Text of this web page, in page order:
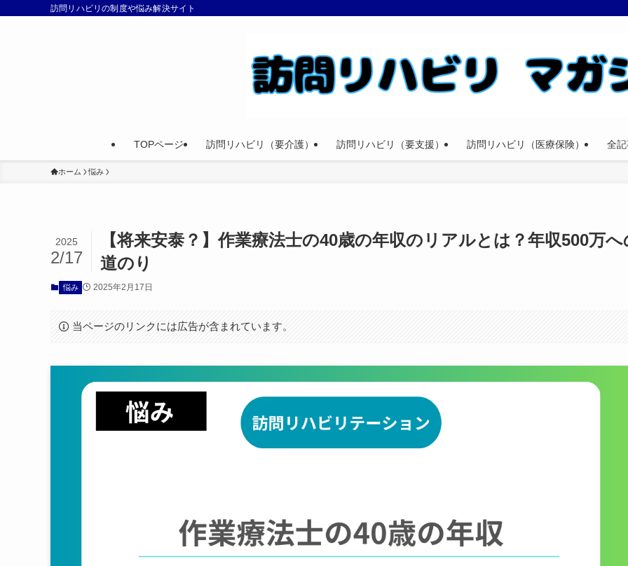
訪問リハビリの制度や悩み解決サイト
TOPページ 訪問リハビリ（要介護） 訪問リハビリ（要支援） 訪問リハビリ（医療保険） 全
ホーム 悩み
【将来安泰？】作業療法士の40歳の年収のリアルとは？年収500万へ
道のり
2025
2/17
悩み 2025年2月17日
当ページのリンクには広告が含まれています。